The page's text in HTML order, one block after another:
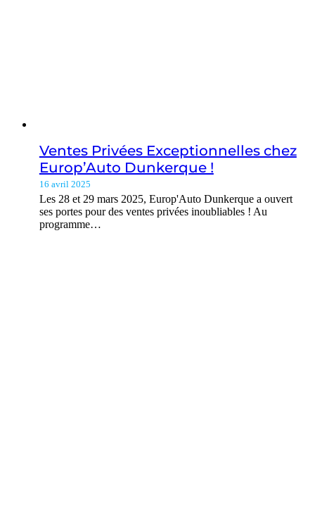
Ventes Privées Exceptionnelles chez
Europ’Auto Dunkerque !
16 avril 2025
Les 28 et 29 mars 2025, Europ'Auto Dunkerque a ouvert
ses portes pour des ventes privées inoubliables ! Au
programme…